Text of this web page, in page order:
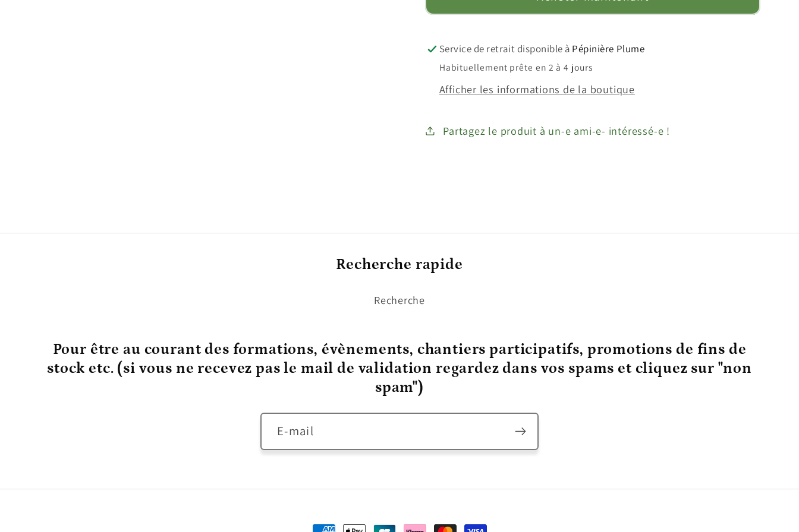
Service de retrait disponible à Pépinière Plume
Habituellement prête en 2 à 4 jours
Afficher les informations de la boutique
Partagez le produit à un-e ami-e- intéressé-e !
Recherche rapide
Recherche
Pour être au courantdes formations, évènements, chantiers participatifs, promotions de fins de
stock etc. (si vous ne recevez pas le mail de validation regardez dans vos spams et cliquez sur "non
spam")
E-mail